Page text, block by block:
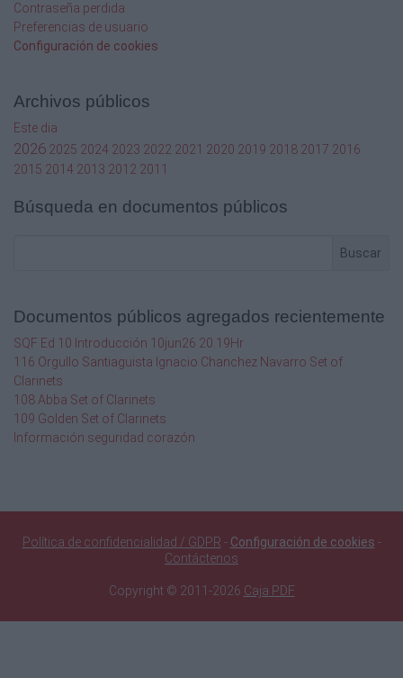
0. Intro.doc.qxd
31/05/2004
11:43
PÆgina 6
2. Los siete planetas clásicos
Los siete planetas clásicos . . . . . . . . . . . . . . . . . . .
. . . . . .
La Luna: el yo emocional . . . . . . . . . . . . . . . . . . . . .
. . .
Tabla de planetas . . . . . . . . . . . . . . . . . . . . . . . . . . . .
. .
Saturno: el yo corporal . . . . . . . . . . . . . . . . . . . . . . .
. . .
Los cuatro planetas de nivel criatura . . . . . . . . . .
. . .
. .
Júpiter: el ojo . . . . . . . . . . . . . . . . . . . . . . . . . . . . . . . .
Relación de los planetas con: . . . . . . . . . . . . . . . .
Contraseña perdida
Preferencias de usuario
Configuración de cookies
Archivos públicos
Este dia
2026 2025 2024 2023 2022 2021 2020 2019 2018 2017 2016
2015 2014 2013 2012 2011
Búsqueda en documentos públicos
Buscar
Documentos públicos agregados recientemente
SQF Ed 10 Introducción 10jun26 20.19Hr
116 Orgullo Santiaguista Ignacio Chanchez Navarro Set of
Clarinets
108 Abba Set of Clarinets
109 Golden Set of Clarinets
Información seguridad corazón
Política de confidencialidad / GDPR - Configuración de cookies -
Contáctenos
Copyright © 2011-2026 Caja PDF